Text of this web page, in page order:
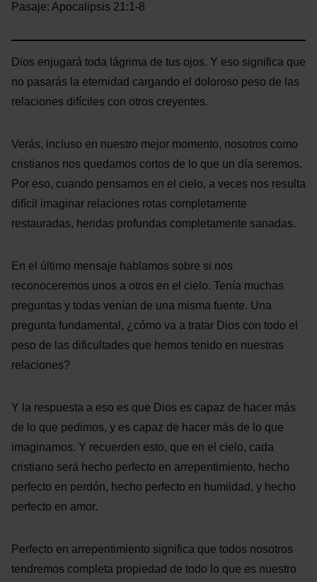
Pasaje: Apocalipsis 21:1-8
Dios enjugará toda lágrima de tus ojos. Y eso significa que
no pasarás la eternidad cargando el doloroso peso de las
relaciones difíciles con otros creyentes.
Verás, incluso en nuestro mejor momento, nosotros como
cristianos nos quedamos cortos de lo que un día seremos.
Por eso, cuando pensamos en el cielo, a veces nos resulta
difícil imaginar relaciones rotas completamente
restauradas, heridas profundas completamente sanadas.
En el último mensaje hablamos sobre si nos
reconoceremos unos a otros en el cielo. Tenía muchas
preguntas y todas venían de una misma fuente. Una
pregunta fundamental, ¿cómo va a tratar Dios con todo el
peso de las dificultades que hemos tenido en nuestras
relaciones?
Y la respuesta a eso es que Dios es capaz de hacer más
de lo que pedimos, y es capaz de hacer más de lo que
imaginamos. Y recuerden esto, que en el cielo, cada
cristiano será hecho perfecto en arrepentimiento, hecho
perfecto en perdón, hecho perfecto en humildad, y hecho
perfecto en amor.
Perfecto en arrepentimiento significa que todos nosotros
tendremos completa propiedad de todo lo que es nuestro